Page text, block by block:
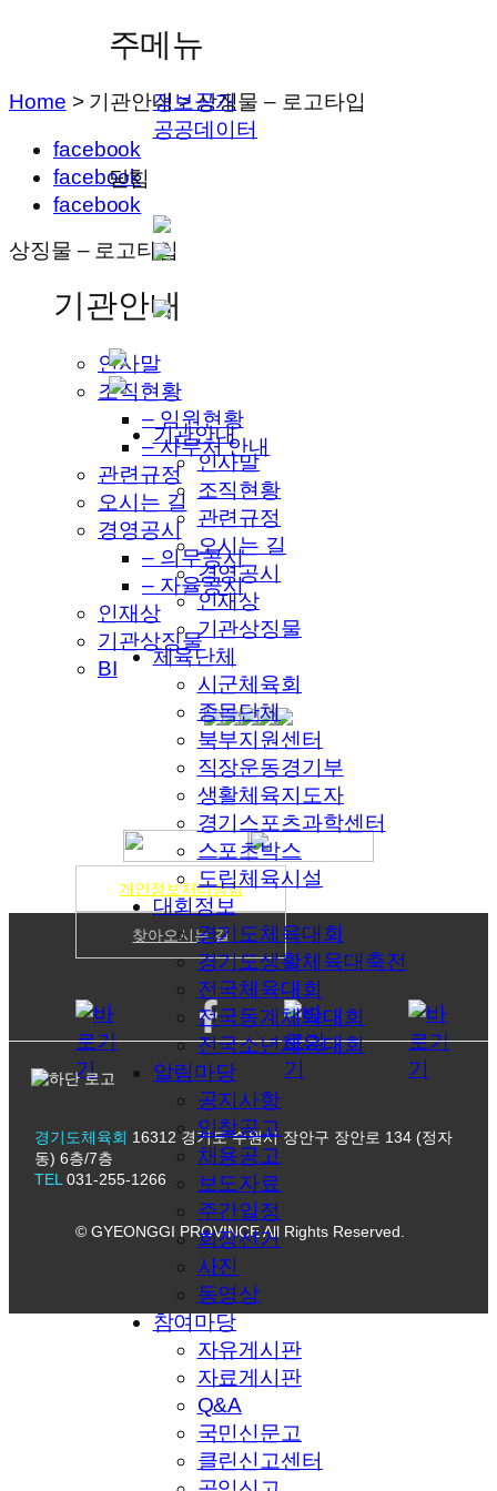
주메뉴
정보공개
공공데이터
닫힘
기관안내
인사말
조직현황
관련규정
오시는 길
경영공시
인재상
기관상징물
체육단체
시군체육회
종목단체
북부지원센터
직장운동경기부
생활체육지도자
경기스포츠과학센터
스포츠박스
도립체육시설
대회정보
경기도체육대회
경기도생활체육대축전
전국체육대회
전국동계체육대회
전국소년체육대회
알림마당
공지사항
입찰공고
채용공고
보도자료
주간일정
회장선거
사진
동영상
참여마당
자유게시판
자료게시판
Q&A
국민신문고
클린신고센터
Home > 기관안내 >상징물 – 로고타입
facebook
facebook
facebook
상징물 – 로고타입
기관안내
인사말
조직현황
– 임원현황
– 사무처 안내
관련규정
오시는 길
경영공시
– 의무공시
– 자율공시
인재상
기관상징물
BI
개인정보처리방침
찾아오시는 길
경기도체육회 16312 경기도 수원시 장안구 장안로 134 (정자
동) 6층/7층
TEL031-255-1266
© GYEONGGI PROVINCE All Rights Reserved.